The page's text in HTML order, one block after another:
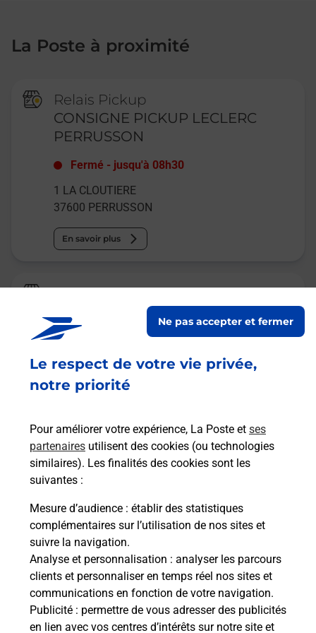
Le respect de votre vie privée,
notre priorité
Pour améliorer votre expérience, La Poste et ses
partenaires utilisent des cookies (ou technologies
similaires). Les finalités des cookies sont les
suivantes :
Mesure d’audience : établir des statistiques
complémentaires sur l’utilisation de nos sites et
suivre la navigation.
Analyse et personnalisation : analyser les parcours
clients et personnaliser en temps réel nos sites et
communications en fonction de votre navigation.
Publicité : permettre de vous adresser des publicités
en lien avec vos centres d’intérêts sur notre site et
Ne pas accepter et fermer
La Poste à proximité
Relais Pickup
CONSIGNE PICKUP LECLERC
PERRUSSON
Fermé - jusqu'à 08h30
1 LA CLOUTIERE
37600 PERRUSSON
En savoir plus
La Poste Agence Communale
PERRUSSON MAIRIE
Fermeture Temporaire
2 BIS PLACE DE LA MAIRIE
37600 PERRUSSON
Malin !
La Poste
en ligne
Ouvert 24h/24
En savoir plus